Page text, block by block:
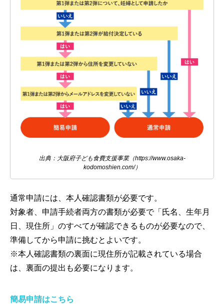
出典：大阪府子ども食費支援事業（https://www.osaka-
kodomoshien.com/）
通常申請には、本人確認書類が必要です。
対象者、申請手続者両方の書類が必要で「氏名、生年月
日、現住所」のすべてが確認できるものが必要なので、
準備してから申請に挑むとよいです。
※本人確認書類の裏面に現住所が記載されている場合
は、裏面の提出も必要になります。
簡易申請はこちら